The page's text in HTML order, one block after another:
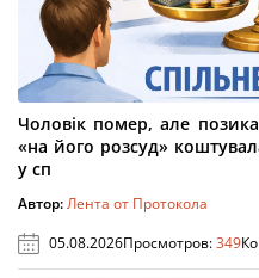
Чоловік помер, але
«на його розсуд»
у сп
Автор:Лента от Протокола
05.08.2026Просмотров:349